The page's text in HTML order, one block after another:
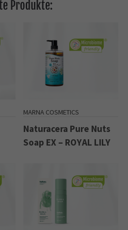
Produkte:
MARNA COSMETICS
Naturacera Pure Nuts
Soap EX – ROYAL LILY